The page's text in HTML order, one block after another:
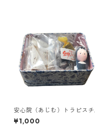
安心院（あじむ）トラピスチ
ヌ修道院のお菓子詰め合わせ2
種+シスター人形（LIG-CAN
¥1,000